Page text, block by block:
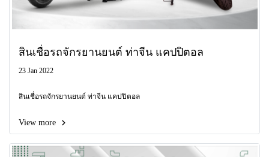
สินเชื่อรถจักรยานยนต์ ท่าจีน แคปปิตอล
23 Jan 2022
สินเชื่อรถจักรยานยนต์ ท่าจีน แคปปิตอล
View more